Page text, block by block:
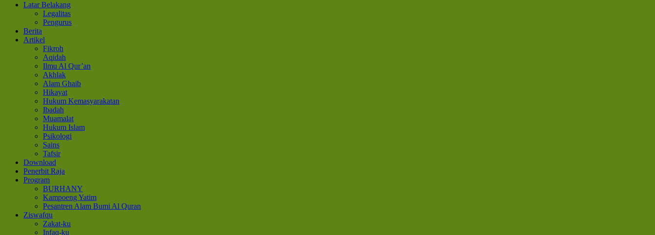
Bumi Al-Quran
Sinergi Untuk Kebahagiaan Dunia-Akhirat
Latar Belakang
Legalitas
Pengurus
Berita
Artikel
Fikroh
Aqidah
Ilmu Al Qur’an
Akhlak
Alam Ghaib
Hikayat
Hukum Kemasyarakatan
Ibadah
Muamalat
Hukum Islam
Psikologi
Sains
Tafsir
Download
Penerbit Raja
Program
BURHANY
Kampoeng Yatim
Pesantren Alam Bumi Al Quran
Ziswafqu
Zakat-ku
Infaq-ku